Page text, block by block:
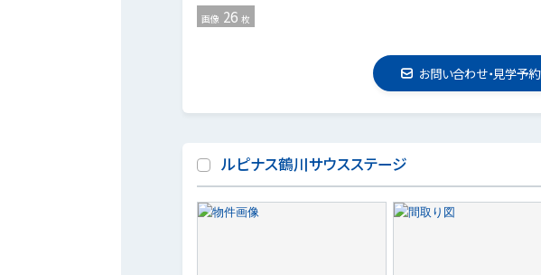
画像 26 枚
お問い合わせ・見学予約
ルピナス鶴川サウスステージ